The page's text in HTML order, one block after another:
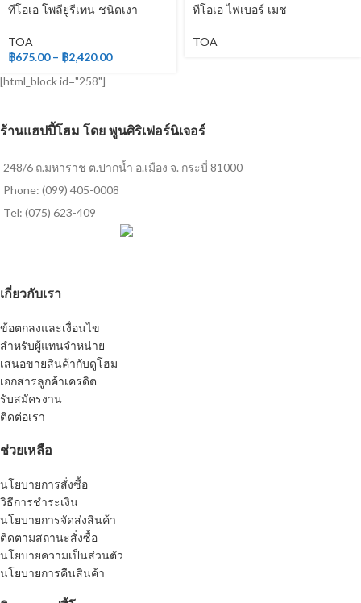
ทีโอเอ โพลียูรีเทน ชนิดเงา
TOA
฿675.00 – ฿2,420.00
ทีโอเอ ไฟเบอร์ เมช
TOA
[html_block id="258"]
ร้านแฮปปี้โฮม โดย พูนศิริเฟอร์นิเจอร์
248/6 ถ.มหาราช ต.ปากน้ำ อ.เมือง จ. กระบี่ 81000
Phone: (099) 405-0008
Tel: (075) 623-409
เกี่ยวกับเรา
ข้อตกลงและเงื่อนไข
สำหรับผู้แทนจำหน่าย
เสนอขายสินค้ากับดูโฮม
เอกสารลูกค้าเครดิต
รับสมัครงาน
ติดต่อเรา
ช่วยเหลือ
นโยบายการสั่งซื้อ
วิธีการชำระเงิน
นโยบายการจัดส่งสินค้า
ติดตามสถานะสั่งซื้อ
นโยบายความเป็นส่วนตัว
นโยบายการคืนสินค้า